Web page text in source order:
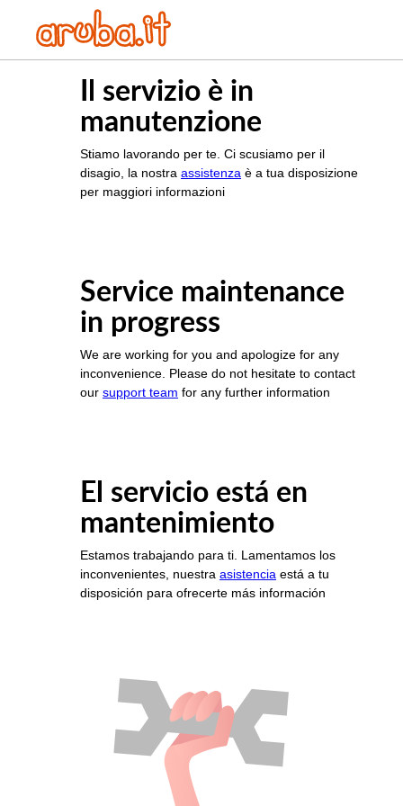
Il servizio è in
manutenzione
Stiamo lavorando per te. Ci scusiamo per il
disagio, la nostra assistenza è a tua disposizione
per maggiori informazioni
Service maintenance
in progress
We are working for you and apologize for any
inconvenience. Please do not hesitate to contact
our support team for any further information
El servicio está en
mantenimiento
Estamos trabajando para ti. Lamentamos los
inconvenientes, nuestra asistencia está a tu
disposición para ofrecerte más información